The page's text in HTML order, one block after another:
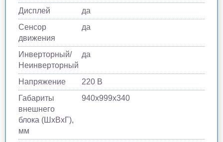
Дисплей
да
Сенсор
движения
да
Инверторный/
Неинверторный
да
Напряжение
220 В
Габариты
внешнего
блока (ШхВхГ),
мм
940х999х340